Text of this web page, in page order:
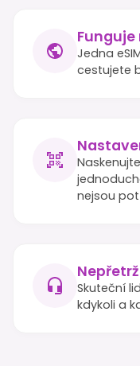
Jedna
cestujete
nejsou
Skuteční
kdykoli a